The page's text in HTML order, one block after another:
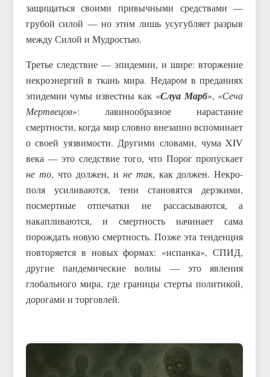
защищаться своими привычными средствами —
грубой силой — но этим лишь усугубляет разрыв
между Силой и Мудростью.
Третье следствие — эпидемии, и шире: вторжение
некроэнергий в ткань мира. Недаром в преданиях
эпидемии чумы известны как «Слуа Марб», «Сеча
Мертвецов»: лавинообразное нарастание
смертности, когда мир словно внезапно вспоминает
о своей уязвимости. Другими словами, чума XIV
века — это следствие того, что Порог пропускает
не то, что должен, и не так, как должен. Некро-
поля усиливаются, тени становятся дерзкими,
посмертные отпечатки не рассасываются, а
накапливаются, и смертность начинает сама
порождать новую смертность. Позже эта тенденция
повторяется в новых формах: «испанка», СПИД,
другие пандемические волны — это явления
глобального мира, где границы стерты политикой,
дорогами и торговлей.